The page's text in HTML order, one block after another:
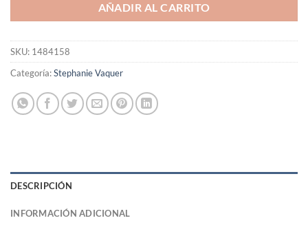
AÑADIR AL CARRITO
SKU: 1484158
Categoría:Stephanie Vaquer
DESCRIPCIÓN
INFORMACIÓN ADICIONAL